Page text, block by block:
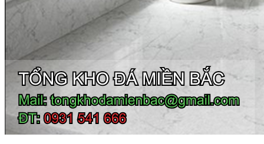
Đá Bàn Bếp Cao Cấp
Đá Ốp Bếp Tự Nhiên
Các Loại Đá Khác
Kính Màu Ốp Bếp
Mặt Hàng nhập khẩu Container
Vách Tivi ỐP Đá Cao Cấp
Đá Mosaic